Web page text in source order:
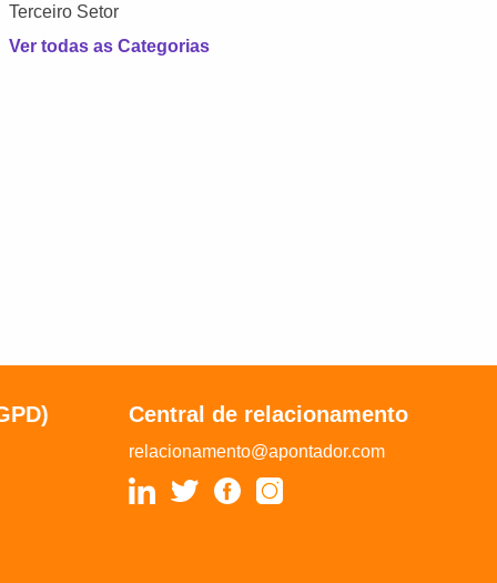
Terceiro Setor
Ver todas as Categorias
Central de relacionamento
relacionamento@apontador.com